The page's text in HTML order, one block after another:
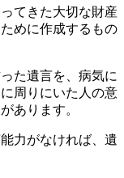
てきた大切な財産
めに作成するもの
た遺言を、病気に
周りにいた人の意
あります。
力がなければ、遺